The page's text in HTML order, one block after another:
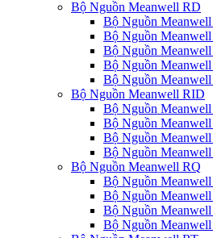
Bộ Nguồn Meanwell RD
Bộ Nguồn
Bộ Nguồn
Bộ Nguồn
Bộ Nguồn
Bộ Nguồn
Bộ Nguồn Meanwell RID
Bộ Nguồn
Bộ Nguồn
Bộ Nguồn
Bộ Nguồn
Bộ Nguồn Meanwell RQ
Bộ Nguồn
Bộ Nguồn
Bộ Nguồn
Bộ Nguồn